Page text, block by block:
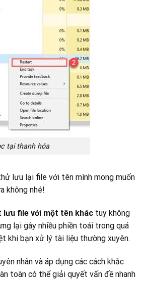
tại thanh hóa
lưu lại file với tên mình mong muốn
không nhé!
lưu file với một tên khác tuy không
lại gây nhiều phiền toái trong quá
khi bạn xử lý tài liệu thường xuyên.
nhân và áp dụng các cách khắc
toàn có thể giải quyết vấn đề nhanh